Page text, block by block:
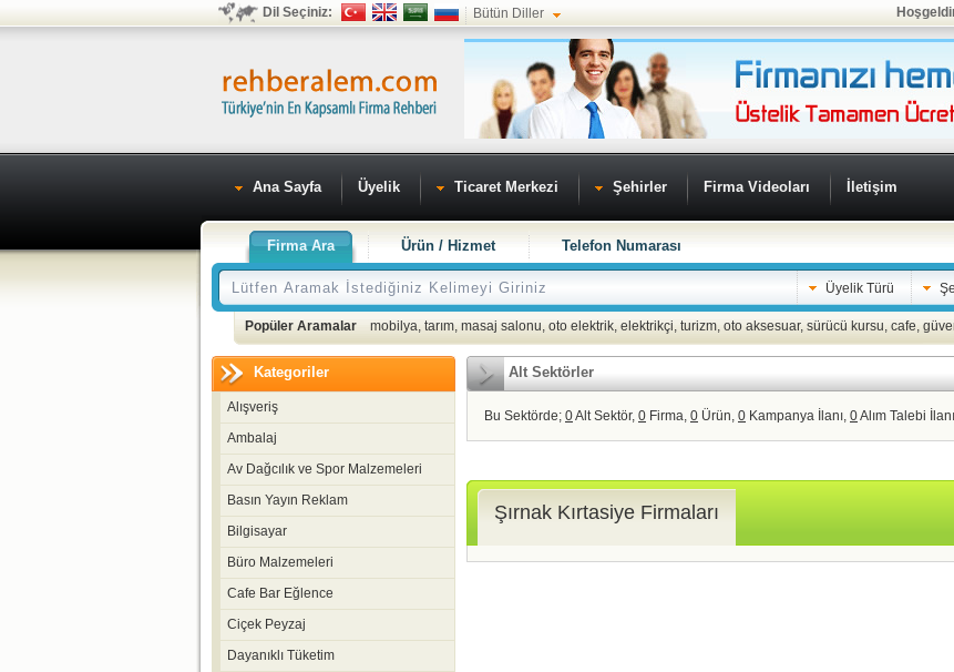
Dil Seçiniz: Bütün Diller
Ana Sayfa Üyelik Ticaret Merkezi Şehirler Firma Videoları İletişim
Firma Ara Ürün / Hizmet Telefon Numarası
Üyelik Türü
Popüler Aramalar mobilya, tarım, masaj salonu, oto elektrik, elektrikçi, turizm, oto aksesuar, sürücü kursu, cafe,
Kategoriler
Alışveriş
Ambalaj
Av Dağcılık ve Spor Malzemeleri
Basın Yayın Reklam
Bilgisayar
Büro Malzemeleri
Cafe Bar Eğlence
Ciçek Peyzaj
Dayanıklı Tüketim
Alt Sektörler
Bu Sektörde; 0Alt Sektör, 0 Firma, 0 Ürün, 0 Kampanya İlanı, 0Alım Talebi İlanı
Şırnak Kırtasiye Firmaları